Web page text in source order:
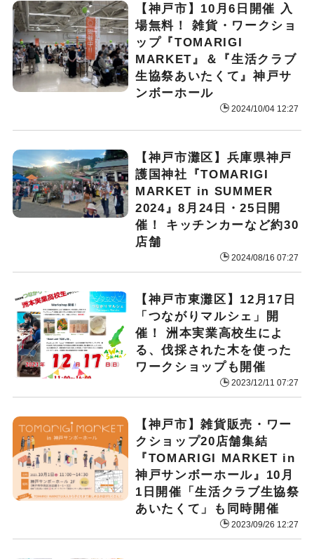
【神戸市】10月6日開催 入
場無料！ 雑貨・ワークショ
ップ『TOMARIGI
MARKET』＆『生活クラブ
生協祭あいたくて』神戸サ
ンボーホール
2024/10/04 12:27
【神戸市灘区】兵庫県神戸
護国神社『TOMARIGI
MARKET in SUMMER
2024』8月24日・25日開
催！ キッチンカーなど約30
店舗
2024/08/16 07:27
【神戸市東灘区】12月17日
「つながりマルシェ」開
催！ 洲本実業高校生によ
る、伐採された木を使った
ワークショップも開催
2023/12/11 07:27
【神戸市】雑貨販売・ワー
クショップ20店舗集結
『TOMARIGI MARKET in
神戸サンボーホール』10月
1日開催「生活クラブ生協祭
あいたくて」も同時開催
2023/09/26 12:27